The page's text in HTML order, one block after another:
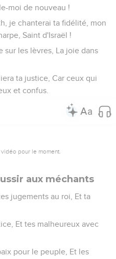
moi de nouveau !
je chanterai ta fidélité, mon
Saint d'Israël !
sur les lèvres, La joie dans
ta justice, Car ceux qui
et confus.
pour le moment.
aux méchants
jugements au roi, Et ta
Et tes malheureux avec
pour le peuple, Et les